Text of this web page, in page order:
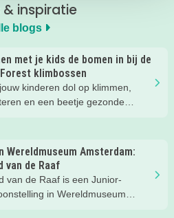
& inspiratie
blogs
met je kids de bomen in bij de
Forest klimbossen
kinderen dol op klimmen,
en een beetje gezonde
klimbos van Fun Forest en heel
wij hadden niet verwacht dat
zouden lachen. En het gaf
boost aan ons
Wereldmuseum Amsterdam:
van de Raaf
van de Raaf is een Junior-
in Wereldmuseum